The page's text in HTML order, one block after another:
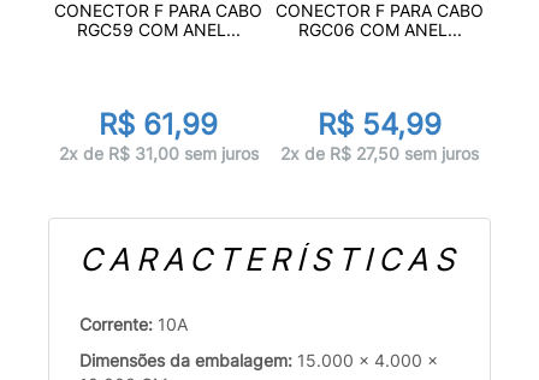
CONECTOR F PARA CABO
RGC59 COM ANEL...
R$ 61,99
2x de R$ 31,00 sem juros
CONECTOR F PARA CABO
RGC06 COM ANEL...
R$ 54,99
2x de R$ 27,50 sem juros
CARACTERÍSTICAS
Corrente: 10A
Dimensões da embalagem: 15.000 x 4.000 x